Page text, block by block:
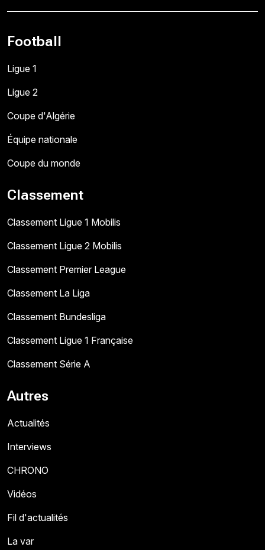
Football
Ligue 1
Ligue 2
Coupe d'Algérie
Équipe nationale
Coupe du monde
Classement
Classement Ligue 1 Mobilis
Classement Ligue 2 Mobilis
Classement Premier League
Classement La Liga
Classement Bundesliga
Classement Ligue 1 Française
Classement Série A
Autres
Actualités
Interviews
CHRONO
Vidéos
Fil d'actualités
La var